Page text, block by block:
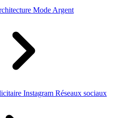
Mode Argent
Instagram Réseaux sociaux